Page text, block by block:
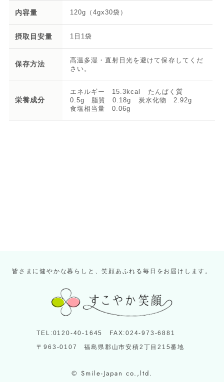
内容量 120g（4gx30袋）
摂取目安量 1日1袋
保存方法
高温多湿・直射日光を避けて保存してくだ
さい。
栄養成分
エネルギー 15.3kcal たんぱく質
0.5g 脂質 0.18g 炭水化物 2.92g
食塩相当量 0.06g
皆さまに健やかな暮らしと、笑顔あふれる毎日をお届けします。
TEL:0120-40-1645 FAX:024-973-6881
〒963-0107 福島県郡山市安積2丁目215番地
© Smile-Japan co.,ltd.